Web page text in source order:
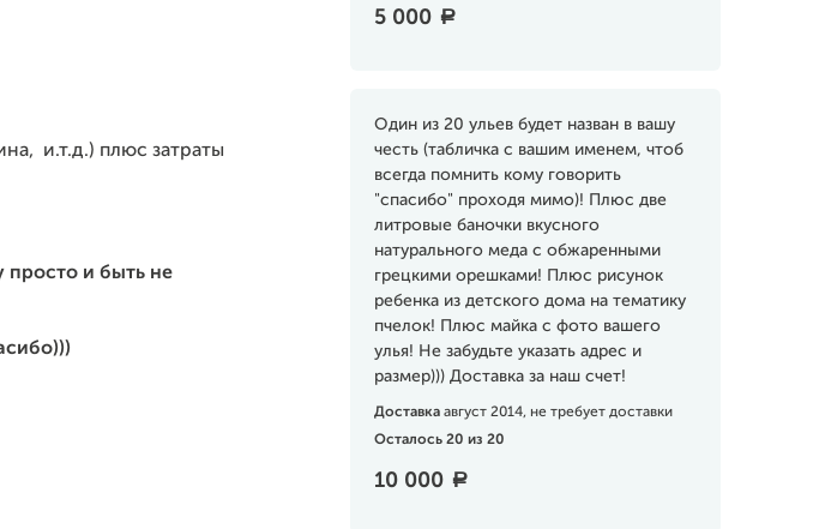
5 000 a
Один из 20 ульев будет назван в вашу
честь (табличка с вашим именем, чтоб
всегда помнить кому говорить
"спасибо" проходя мимо)! Плюс две
литровые баночки вкусного
натурального меда с обжаренными
грецкими орешками! Плюс рисунок
ребенка из детского дома на тематику
пчелок! Плюс майка с фото вашего
улья! Не забудьте указать адрес и
размер))) Доставка за наш счет!
Доставка август 2014, не требует доставки
Осталось 20 из 20
10 000 a
и.т.д.) плюс затраты
просто и быть не